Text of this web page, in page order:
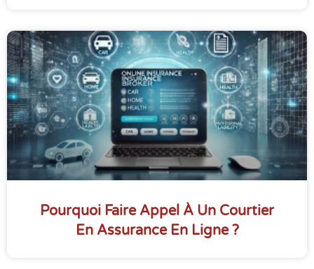
Pourquoi Faire Appel À Un Courtier
En Assurance En Ligne ?